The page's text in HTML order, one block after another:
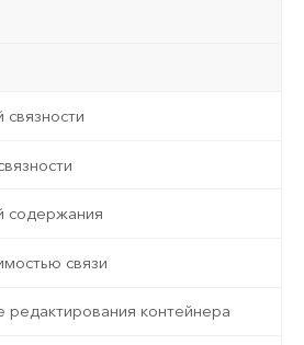
содержания
связи
редактирования контейнера